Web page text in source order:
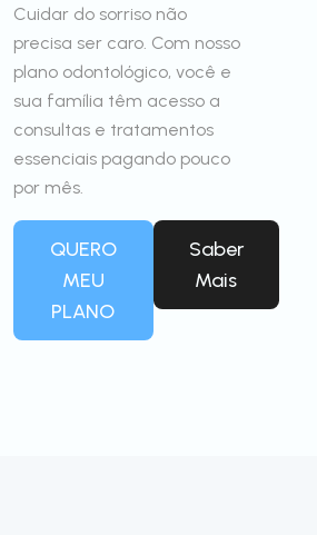
Cuidar do sorriso não
precisa ser caro. Com nosso
plano odontológico, você e
sua família têm acesso a
consultas e tratamentos
essenciais pagando pouco
por mês.
QUERO
MEU
PLANO
Saber
Mais